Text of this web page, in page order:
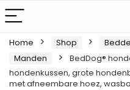
Home Shop
Manden
BedDog®
hondenkussen, grote
met afneembare hoez,